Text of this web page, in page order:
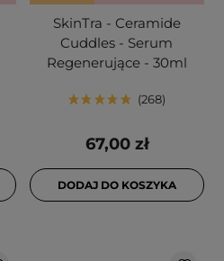
SkinTra - Ceramide
Cuddles - Serum
Regenerujące - 30ml
268
67,00 zł
DODAJ DO KOSZYKA